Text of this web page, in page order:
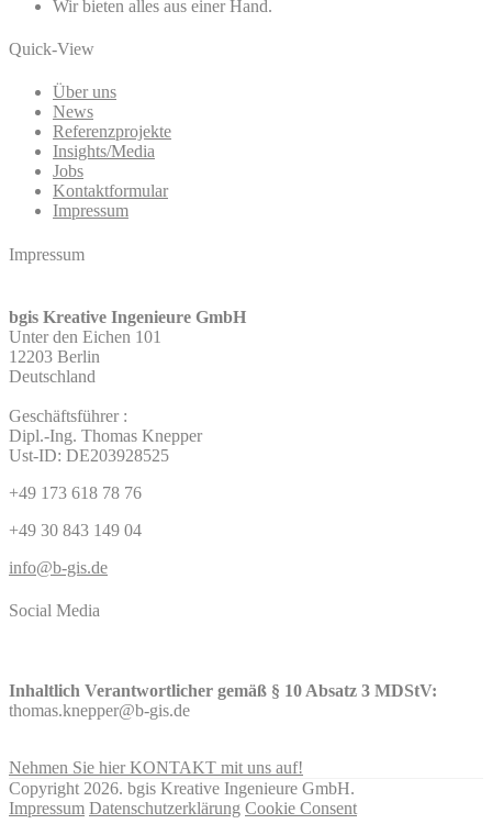
Wir bieten alles aus einer Hand.
Quick-View
Über uns
News
Referenzprojekte
Insights/Media
Jobs
Kontaktformular
Impressum
Impressum
bgis Kreative Ingenieure GmbH
Unter den Eichen 101
12203 Berlin
Deutschland
Geschäftsführer :
Dipl.-Ing. Thomas Knepper
Ust-ID: DE203928525
+49 173 618 78 76
+49 30 843 149 04
info@b-gis.de
Social Media
Inhaltlich Verantwortlicher gemäß § 10 Absatz 3 MDStV:
thomas.knepper@b-gis.de
Nehmen Sie hier KONTAKT mit uns auf!
Copyright 2026. bgis Kreative Ingenieure GmbH.
Impressum Datenschutzerklärung Cookie Consent